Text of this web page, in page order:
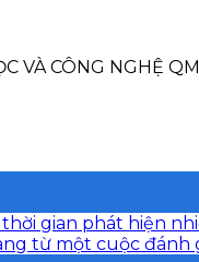
VÀ CÔNG NGHỆ
gian phát hiện
từ một cuộc đánh